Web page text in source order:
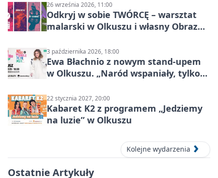
26 września 2026, 11:00
Odkryj w sobie TWÓRCĘ – warsztat
malarski w Olkuszu i własny Obraz
3 października 2026, 18:00
Ewa Błachnio z nowym stand-upem
w Olkuszu. „Naród wspaniały, tylko
22 stycznia 2027, 20:00
Kabaret K2 z programem „Jedziemy
na luzie” w Olkuszu
Kolejne wydarzenia
Ostatnie Artykuły